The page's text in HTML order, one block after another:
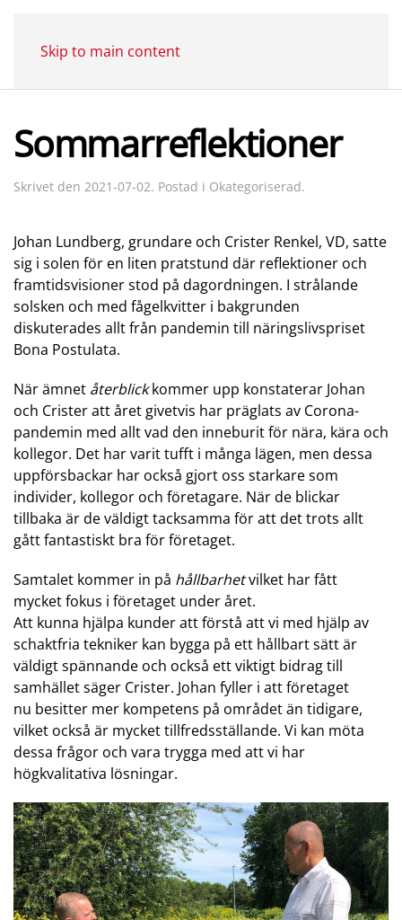
Skip to main content
Sommarreflektioner
Skrivet den 2021-07-02. Postad i Okategoriserad.
Johan Lundberg, grundare och Crister Renkel, VD, satte
sig i solen för en liten pratstund där reflektioner och
framtidsvisioner stod på dagordningen. I strålande
solsken och med fågelkvitter i bakgrunden
diskuterades allt från pandemin till näringslivspriset
Bona Postulata.
När ämnet återblickkommer upp konstaterar Johan
och Crister att året givetvis har präglats av Corona-
pandemin med allt vad den inneburit för nära, kära och
kollegor. Det har varit tufft i många lägen, men dessa
uppförsbackar har också gjort oss starkare som
individer, kollegor och företagare. När de blickar
tillbaka är de väldigt tacksamma för att det trots allt
gått fantastiskt bra för företaget.
Samtalet kommer in på hållbarhetvilket har fått
mycket fokus i företaget under året.
Att kunna hjälpa kunder att förstå att vi med hjälp av
schaktfria tekniker kan bygga på ett hållbart sätt är
väldigt spännande och också ett viktigt bidrag till
samhället säger Crister. Johan fyller i att företaget
nu besitter mer kompetens på området än tidigare,
vilket också är mycket tillfredsställande. Vi kan möta
dessa frågor och vara trygga med att vi har
högkvalitativa lösningar.